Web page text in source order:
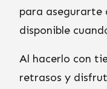
para asegurarte
disponible
Al hacerlo con
retrasos y